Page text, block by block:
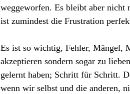
weggeworfen. Es bleibt aber nicht
ist zumindest die Frustration
Es ist so wichtig, Fehler, Mängel,
akzeptieren sondern sogar zu
gelernt haben; Schritt für Schritt.
wenn wir selbst und die anderen,